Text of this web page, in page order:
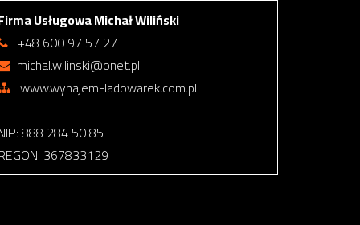
Usługowa Michał Wiliński
+48 600 97 57 27
michal.wilinski@onet.pl
www.wynajem-ladowarek.com.pl
888 284 50 85
367833129